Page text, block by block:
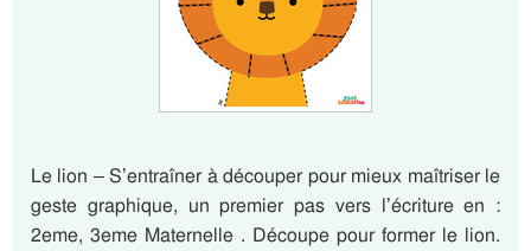
Le lion – S’entraîner à découper pour mieux maîtriser le
geste graphique, un premier pas vers l’écriture en :
2eme, 3eme Maternelle . Découpe pour former le lion.